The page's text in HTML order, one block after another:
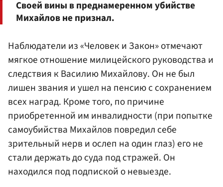
Своей вины в преднамеренном убийстве
Михайлов не признал.
Наблюдатели из «Человек и Закон» отмечают
мягкое отношение милицейского руководства и
следствия к Василию Михайлову. Он не был
лишен звания и ушел на пенсию с сохранением
всех наград. Кроме того, по причине
приобретенной им инвалидности (при попытке
самоубийства Михайлов повредил себе
зрительный нерв и ослеп на один глаз) его не
стали держать до суда под стражей. Он
находился под подпиской о невыезде.